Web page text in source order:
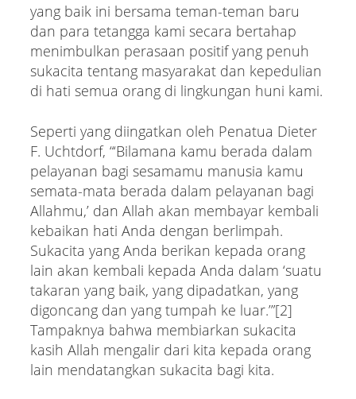
yang baik ini bersama teman-teman baru
dan para tetangga kami secara bertahap
menimbulkan perasaan positif yang penuh
sukacita tentang masyarakat dan kepedulian
di hati semua orang di lingkungan huni kami.
Seperti yang diingatkan oleh Penatua Dieter
F. Uchtdorf, “‘Bilamana kamu berada dalam
pelayanan bagi sesamamu manusia kamu
semata-mata berada dalam pelayanan bagi
Allahmu,’ dan Allah akan membayar kembali
kebaikan hati Anda dengan berlimpah.
Sukacita yang Anda berikan kepada orang
lain akan kembali kepada Anda dalam ‘suatu
takaran yang baik, yang dipadatkan, yang
digoncang dan yang tumpah ke luar.’”[2]
Tampaknya bahwa membiarkan sukacita
kasih Allah mengalir dari kita kepada orang
lain mendatangkan sukacita bagi kita.